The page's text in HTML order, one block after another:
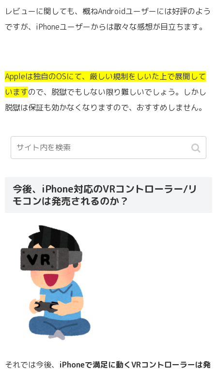
レビューに関しても、概ねAndroidユーザーには好評のよう
ですが、iPhoneユーザーからは散々な感想が目立ちます。
Appleは独自のOSにて、厳しい規制をしいた上で展開して
いますので、脱獄でもしない限り難しいでしょう。しかし
脱獄は保証も効かなくなりますので、おすすめしません。
今後、iPhone対応のVRコントローラー/リ
モコンは発売されるのか？
それでは今後、 iPhoneで満足に動くVRコントローラーは発